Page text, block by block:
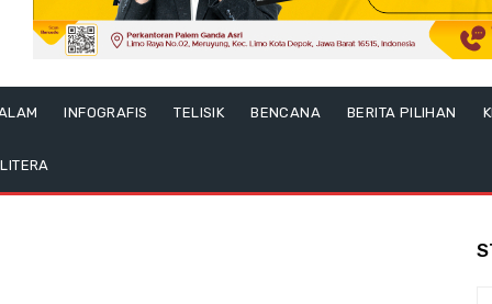
INFOGRAFIS TELISIK BENCANA BERITA PILIHAN
LITERA